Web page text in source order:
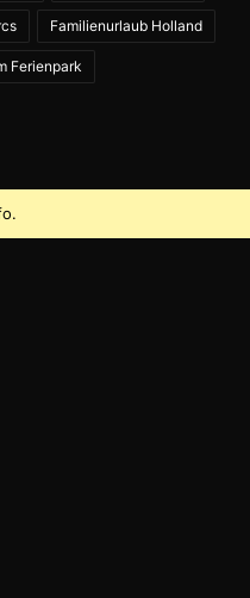
Familienurlaub Holland
Ferienpark